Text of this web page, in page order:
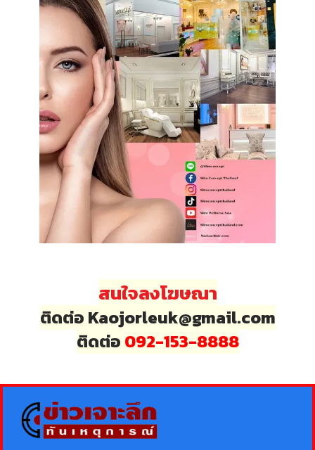
สนใจลงโฆษณา
ติดต่อ Kaojorleuk@gmail.com
ติดต่อ 092-153-8888